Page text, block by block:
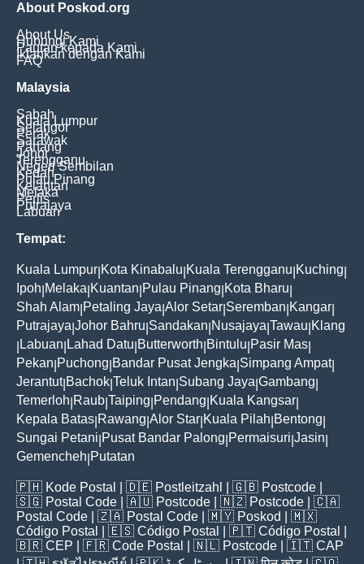
About Poskod.org
About Us
Hubungi Kami
Pautan kepada Kami
Iklankan dengan Kami
FAQ
Malaysia
Sabah
Kuala Lumpur
Selangor
Perak
Sarawak
Pahang
Johor
Terengganu
Negeri Sembilan
Kedah
Pulau Pinang
Kelantan
Melaka
Perlis
Putrajaya
Labuan
Tempat:
Kuala Lumpur Kota Kinabalu Kuala Terengganu Kuching
Ipoh Melaka Kuantan Pulau Pinang Kota Bharu
Shah Alam Petaling Jaya Alor Setar Seremban Kangar
Putrajaya Johor Bahru Sandakan Nusajaya Tawau Klang
Labuan Lahad Datu Butterworth Bintulu Pasir Mas
Pekan Puchong Bandar Pusat Jengka Simpang Ampat|
Jerantut| Bachok Teluk Intan Subang Jaya Gambang
Temerloh Raub Taiping Pendang Kuala Kangsar
Kepala Batas Rawang Alor Star Kuala Pilah Bentong
Sungai Petani Pusat Bandar Palong Permaisuri Jasin
Gemencheh Putatan
🇵🇭 Kode Postal | 🇩🇪 Postleitzahl | 🇬🇧 Postcode
🇸🇬 Postal Code | 🇦🇺 Postcode | 🇳🇿 Postcode | 🇨🇦
Postal Code | 🇿🇦 Postal Code | 🇲🇾 Poskod
| 🇲🇽
Código Postal
| 🇪🇸 Código Postal | 🇵🇹 Código Postal
🇧🇷 CEP | 🇫🇷 Code Postal | 🇳🇱 Postcode | 🇮🇹 CAP